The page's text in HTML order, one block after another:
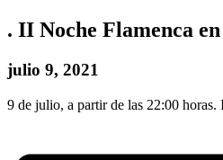
. II Noche Flamenca
julio 9, 2021
9 de julio, a partir de las 22:00